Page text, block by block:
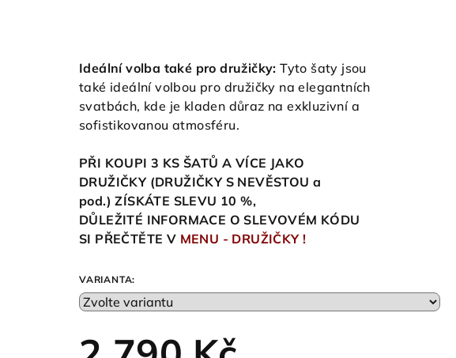
Ideální volba také pro družičky: Tyto šaty jsou
také ideální volbou pro družičky na elegantních
svatbách, kde je kladen důraz na exkluzivní a
sofistikovanou atmosféru.
PŘI KOUPI 3 KS ŠATŮ A VÍCE JAKO
DRUŽIČKY (DRUŽIČKY S NEVĚSTOU a
pod.) ZÍSKÁTE SLEVU 10%,
DŮLEŽITÉ INFORMACE O SLEVOVÉM KÓDU
SI PŘEČTĚTE V MENU - DRUŽIČKY !
VARIANTA: